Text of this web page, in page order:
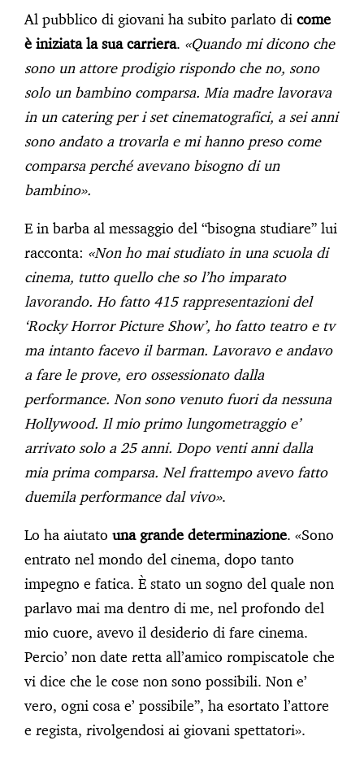
Al pubblico di giovani ha subito parlato di come
è iniziata la sua carriera. «Quando mi dicono che
sono un attore prodigio rispondo che no, sono
solo un bambino comparsa. Mia madre lavorava
in un catering per i set cinematografici, a sei anni
sono andato a trovarla e mi hanno preso come
comparsa perché avevano bisogno di un
bambino».
E in barba al messaggio del “bisogna studiare” lui
racconta: «Non ho mai studiato in una scuola di
cinema, tutto quello che so l’ho imparato
lavorando. Ho fatto 415 rappresentazioni del
‘Rocky Horror Picture Show’, ho fatto teatro e tv
ma intanto facevo il barman. Lavoravo e andavo
a fare le prove, ero ossessionato dalla
performance. Non sono venuto fuori da nessuna
Hollywood. Il mio primo lungometraggio e’
arrivato solo a 25 anni. Dopo venti anni dalla
mia prima comparsa. Nel frattempo avevo fatto
duemila performance dal vivo».
Lo ha aiutato una grande determinazione. «Sono
entrato nel mondo del cinema, dopo tanto
impegno e fatica. È stato un sogno del quale non
parlavo mai ma dentro di me, nel profondo del
mio cuore, avevo il desiderio di fare cinema.
Percio’ non date retta all’amico rompiscatole che
vi dice che le cose non sono possibili. Non e’
vero, ogni cosa e’ possibile”, ha esortato l’attore
e regista, rivolgendosi ai giovani spettatori».